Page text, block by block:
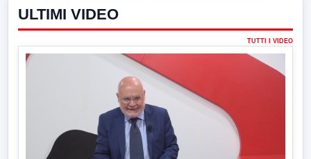
ULTIMI VIDEO
TUTTI I VIDEO